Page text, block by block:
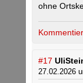
ohne
#17
27.02.2026